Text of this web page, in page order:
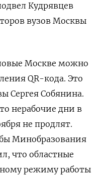
Кудрявцев
вузов Москвы
Москве можно
QR-кода. Это
Сергея Собянина.
нерабочие дни в
не продлят.
Минобразования
что областные
режиму работы